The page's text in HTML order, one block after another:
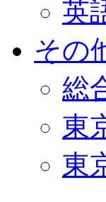
英
その
総
東
東